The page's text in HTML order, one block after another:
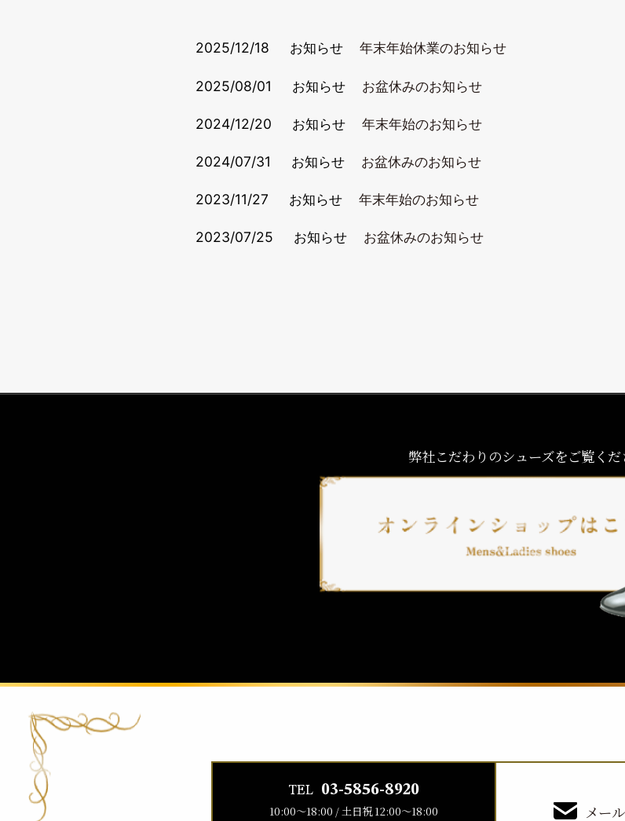
2025/12/18 お知らせ 年末年始休業のお知らせ
2025/08/01 お知らせ お盆休みのお知らせ
2024/12/20 お知らせ 年末年始のお知らせ
2024/07/31 お知らせ お盆休みのお知らせ
2023/11/27 お知らせ 年末年始のお知らせ
2023/07/25 お知らせ お盆休みのお知らせ
弊社こだわりのシューズをご覧くだ
TEL 03-5856-8920
10:00〜18:00 / 土日祝 12:00〜18:00 メー